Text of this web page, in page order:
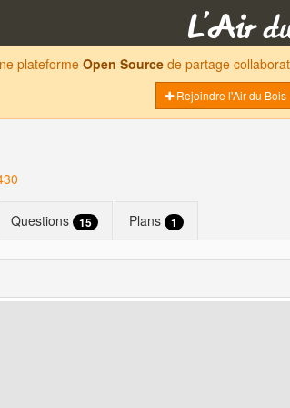
plateforme Open Source de partage
Rejoindre l'Air du Bois
Questions 15 Plans 1